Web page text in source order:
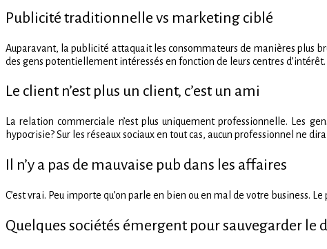
Publicité traditionnelle vs marketing ciblé
Auparavant, la publicité attaquait les consommateurs de manières plus
des gens potentiellement intéressés en fonction de leurs centres
Le client n’est plus un client, c’est un ami
La relation commerciale n’est plus uniquement professionnelle. Les
hypocrisie? Sur les réseaux sociaux en tout cas, aucun professionnel ne
Il n’y a pas de mauvaise pub dans les affaires
C’est vrai. Peu importe qu’on parle en bien ou en mal de votre business.
Quelques sociétés émergent pour sauvegarder le